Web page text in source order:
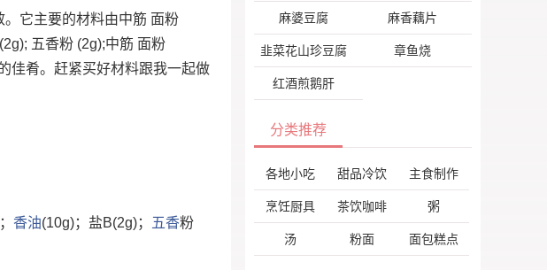
它主要的材料由中筋 面粉
五香粉 (2g);中筋 面粉
佳肴。赶紧买好材料跟我一起做
香油(10g)；盐B(2g)； 五香粉
麻婆豆腐 麻香藕片
韭菜花山珍豆腐 章鱼烧
红酒煎鹅肝
分类推荐
各地小吃 甜品冷饮 主食制作
烹饪厨具 茶饮咖啡 粥
汤 粉面 面包糕点